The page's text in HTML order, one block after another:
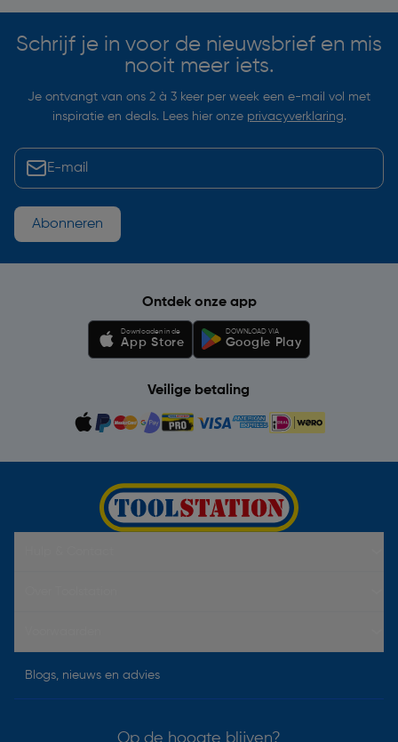
Schrijf je in voor de nieuwsbrief en mis
nooit meer iets.
Je ontvangt van ons 2 à 3 keer per week een e-mail vol met
inspiratie en deals. Lees hier onze privacyverklaring.
Abonneren
Ontdek onze app
Downloaden in de
App Store
DOWNLOAD VIA
Google Play
Veilige betaling
Blogs, nieuws en advies
Op de hoogte blijven?